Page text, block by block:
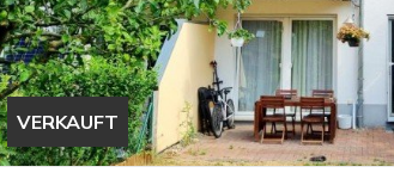
VERKAUFT